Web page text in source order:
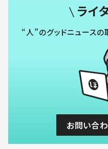
ライ
“人”のグッドニュースの
お問い合